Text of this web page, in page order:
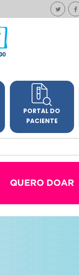
PORTAL DO
PACIENTE
QUERO DOAR